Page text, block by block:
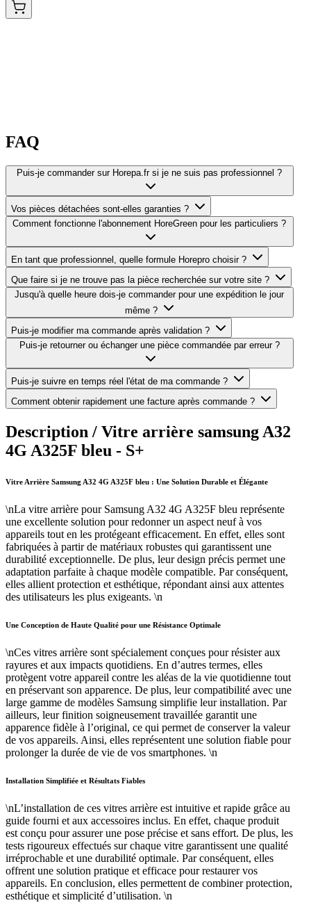
FAQ
Puis-je commander sur Horepa.fr si je ne suis pas professionnel ?
Vos pièces détachées sont-elles garanties ?
Comment fonctionne l'abonnement HoreGreen pour les particuliers ?
En tant que professionnel, quelle formule Horepro choisir ?
Que faire si je ne trouve pas la pièce recherchée sur votre site ?
Jusqu'à quelle heure dois-je commander pour une expédition le jour
même ?
Puis-je modifier ma commande après validation ?
Puis-je retourner ou échanger une pièce commandée par erreur ?
Puis-je suivre en temps réel l'état de ma commande ?
Comment obtenir rapidement une facture après commande ?
Description / Vitre arrière samsung A32
4G A325F bleu - S+
Vitre Arrière Samsung A32 4G A325F bleu : Une Solution Durable et Élégante
\nLa vitre arrière pour Samsung A32 4G A325F bleu représente
une excellente solution pour redonner un aspect neuf à vos
appareils tout en les protégeant efficacement. En effet, elles sont
fabriquées à partir de matériaux robustes qui garantissent une
durabilité exceptionnelle. De plus, leur design précis permet une
adaptation parfaite à chaque modèle compatible. Par conséquent,
elles allient protection et esthétique, répondant ainsi aux attentes
des utilisateurs les plus exigeants. \n
Une Conception de Haute Qualité pour une Résistance Optimale
\nCes vitres arrière sont spécialement conçues pour résister aux
rayures et aux impacts quotidiens. En d’autres termes, elles
protègent votre appareil contre les aléas de la vie quotidienne tout
en préservant son apparence. De plus, leur compatibilité avec une
large gamme de modèles Samsung simplifie leur installation. Par
ailleurs, leur finition soigneusement travaillée garantit une
apparence fidèle à l’original, ce qui permet de conserver la valeur
de vos appareils. Ainsi, elles représentent une solution fiable pour
prolonger la durée de vie de vos smartphones. \n
Installation Simplifiée et Résultats Fiables
\nL’installation de ces vitres arrière est intuitive et rapide grâce au
guide fourni et aux accessoires inclus. En effet, chaque produit
est conçu pour assurer une pose précise et sans effort. De plus, les
tests rigoureux effectués sur chaque vitre garantissent une qualité
irréprochable et une durabilité optimale. Par conséquent, elles
offrent une solution pratique et efficace pour restaurer vos
appareils. En conclusion, elles permettent de combiner protection,
esthétique et simplicité d’utilisation. \n